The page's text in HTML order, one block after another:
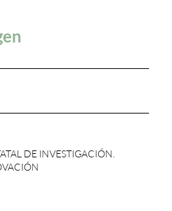
DE INVESTIGACIÓN.